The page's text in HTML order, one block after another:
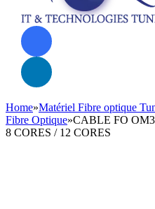
Home»Matériel Fibre optique
Fibre Optique»CABLE FO
8 CORES / 12 CORES